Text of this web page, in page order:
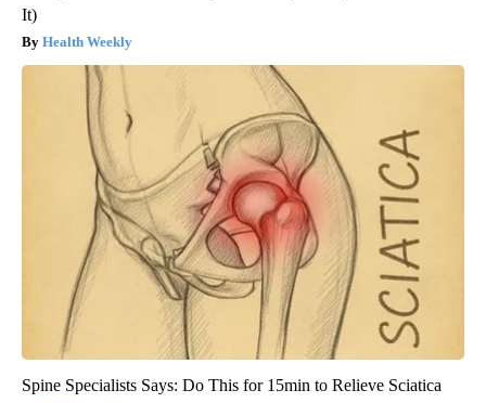
It)
Health Weekly
Spine Specialists Says: Do This for 15min to Relieve Sciatica